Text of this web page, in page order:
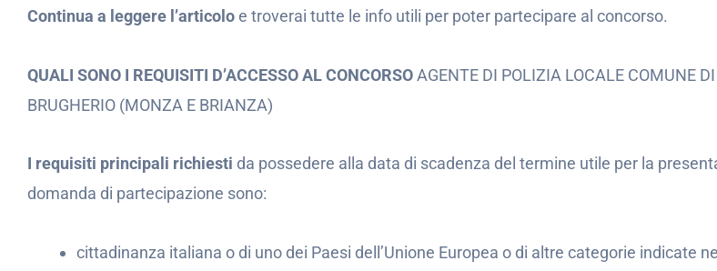
Continua a leggere l’articoloe troverai tutte le info utili per poter partecipare al concorso.
QUALI SONO I REQUISITI D’ACCESSO AL CONCORSOAGENTE DI POLIZIA LOCALE COMUNE DI
BRUGHERIO (MONZA E BRIANZA)
I requisiti principali richiesti da possedere alla data di scadenza del termine utile per la
domanda di partecipazione sono:
cittadinanza italiana o di uno dei Paesi dell’Unione Europea o di altre categorie indicate